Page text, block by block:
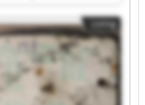
TDM Druck & Medien GmbH TDM
GmbH TDM Druck & Medien
& Medien GmbH TDM Druck &
Druck & Medien GmbH TDM
GmbH TDM Druck & Medien
& Medien GmbH TDM Druck &
Druck & Medien GmbH TDM
GmbH TDM Druck & Medien
Listing